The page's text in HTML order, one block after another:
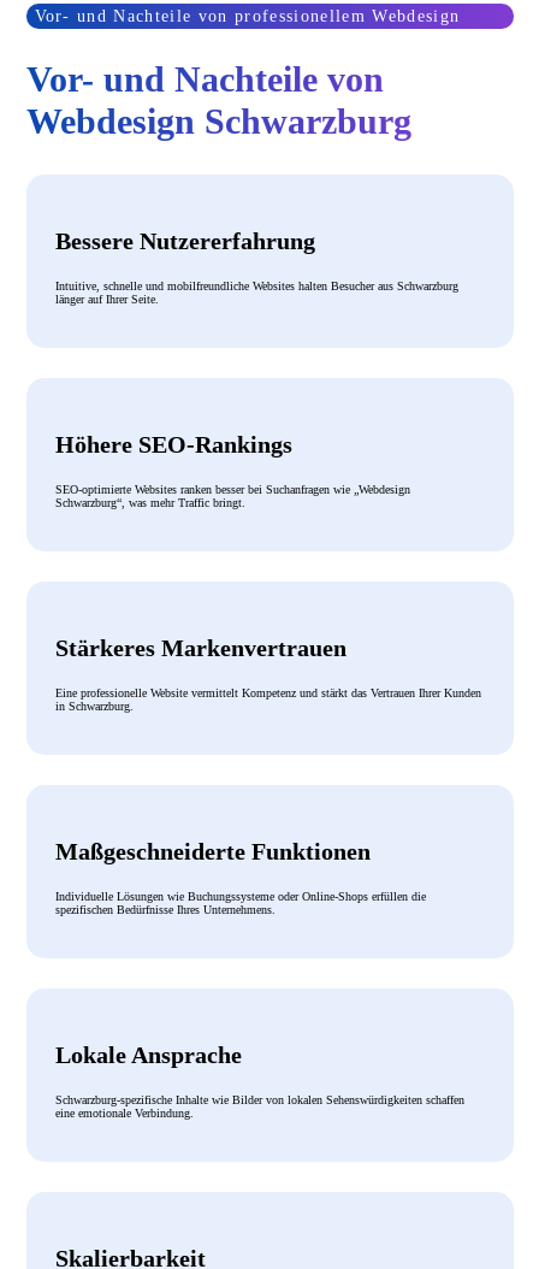
Vor- und Nachteile von professionellem Webdesign
Vor- und Nachteile von
Webdesign Schwarzburg
Bessere Nutzererfahrung
Intuitive, schnelle und mobilfreundliche Websites halten Besucher aus Schwarzburg
länger auf Ihrer Seite.
Höhere SEO-Rankings
SEO-optimierte Websites ranken besser bei Suchanfragen wie „Webdesign
Schwarzburg“, was mehr Traffic bringt.
Stärkeres Markenvertrauen
Eine professionelle Website vermittelt Kompetenz und stärkt das Vertrauen Ihrer Kunden
in Schwarzburg.
Maßgeschneiderte Funktionen
Individuelle Lösungen wie Buchungssysteme oder Online-Shops erfüllen die
spezifischen Bedürfnisse Ihres Unternehmens.
Lokale Ansprache
Schwarzburg-spezifische Inhalte wie Bilder von lokalen Sehenswürdigkeiten schaffen
eine emotionale Verbindung.
Skalierbarkeit